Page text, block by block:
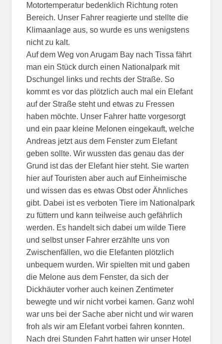
Motortemperatur bedenklich Richtung roten
Bereich. Unser Fahrer reagierte und stellte die
Klimaanlage aus, so wurde es uns wenigstens
nicht zu kalt.
Auf dem Weg von Arugam Bay nach Tissa fährt
man ein Stück durch einen Nationalpark mit
Dschungel links und rechts der Straße. So
kommt es vor das plötzlich auch mal ein Elefant
auf der Straße steht und etwas zu Fressen
haben möchte. Unser Fahrer hatte vorgesorgt
und ein paar kleine Melonen eingekauft, welche
Andreas jetzt aus dem Fenster zum Elefant
geben sollte. Wir wussten das genau das der
Grund ist das der Elefant hier steht. Sie warten
hier auf Touristen aber auch auf Einheimische
und wissen das es etwas Obst oder Ähnliches
gibt. Dabei ist es verboten Tiere im Nationalpark
zu füttern und kann teilweise auch gefährlich
werden. Es handelt sich dabei um wilde Tiere
und selbst unser Fahrer erzählte uns von
Zwischenfällen, wo die Elefanten plötzlich
unbequem wurden. Wir spielten mit und gaben
die Melone aus dem Fenster, da sich der
Dickhäuter vorher auch keinen Zentimeter
bewegte und wir nicht vorbei kamen. Ganz wohl
war uns bei der Sache aber nicht und wir waren
froh als wir am Elefant vorbei fahren konnten.
Nach drei Stunden Fahrt hatten wir unser Hotel